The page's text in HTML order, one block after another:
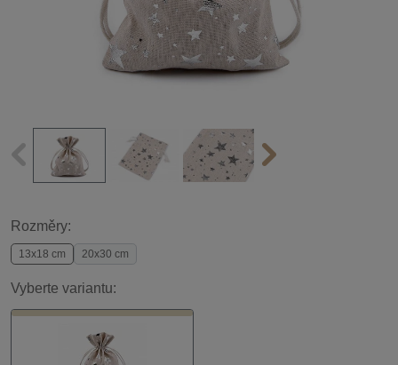
Rozměry:
13x18 cm 20x30 cm
Vyberte variantu: